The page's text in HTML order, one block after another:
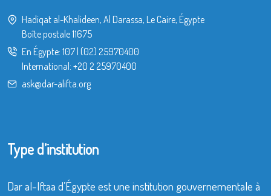
Hadiqat al-Khalideen, Al Darassa, Le Caire, Égypte
Boîte postale 11675
En Égypte: 107| (02) 25970400
International: +20 2 25970400
ask@dar-alifta.org
Type d’institution
Dar al-Iftaa d’Égypte est une institution gouvernementale à